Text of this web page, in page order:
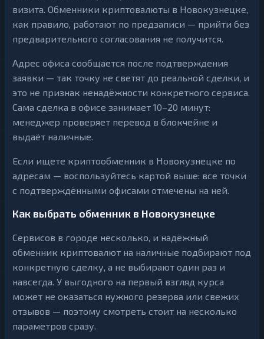
визита. Обменники криптовалюты в Новокузнецке,
как правило, работают по предзаписи — прийти без
предварительного согласования не получится.
Адрес офиса сообщается после подтверждения
заявки — так точку не светят до реальной сделки, и
это не признак ненадёжности конкретного сервиса.
Сама сделка в офисе занимает 10–20 минут:
менеджер проверяет перевод в блокчейне и
выдаёт наличные.
Если ищете криптообменник в Новокузнецке по
адресам — воспользуйтесь картой выше: все точки
с подтверждёнными офисами отмечены на ней.
Как выбрать обменник в Новокузнецке
Сервисов в городе несколько, и надёжный
обменник криптовалют на наличные подбирают под
конкретную сделку, а не выбирают один раз и
навсегда. У выгодного на первый взгляд курса
может не оказаться нужного резерва или свежих
отзывов — поэтому смотреть стоит на несколько
параметров сразу.